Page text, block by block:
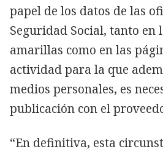
papel de los datos de las
Seguridad Social, tanto en
amarillas como en las
actividad para la que
medios personales, es
publicación con el
“En definitiva, esta